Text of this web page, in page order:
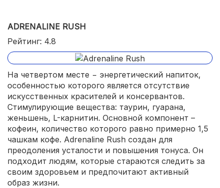
ADRENALINE RUSH
Рейтинг: 4.8
На четвертом месте − энергетический напиток,
особенностью которого является отсутствие
искусственных красителей и консервантов.
Стимулирующие вещества: таурин, гуарана,
женьшень, L-карнитин. Основной компонент –
кофеин, количество которого равно примерно 1,5
чашкам кофе. Adrenaline Rush создан для
преодоления усталости и повышения тонуса. Он
подходит людям, которые стараются следить за
своим здоровьем и предпочитают активный
образ жизни.